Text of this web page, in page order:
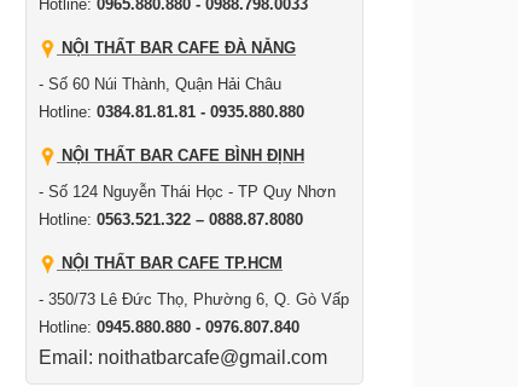
Hotline: 0965.880.880 - 0988.798.0033
NỘI THẤT BAR CAFE ĐÀ NẴNG
- Số 60 Núi Thành, Quận Hải Châu
Hotline: 0384.81.81.81 - 0935.880.880
NỘI THẤT BAR CAFE BÌNH ĐỊNH
- Số 124 Nguyễn Thái Học - TP Quy Nhơn
Hotline: 0563.521.322 – 0888.87.8080
NỘI THẤT BAR CAFE TP.HCM
- 350/73 Lê Đức Thọ, Phường 6, Q. Gò Vấp
Hotline: 0945.880.880 - 0976.807.840
Email: noithatbarcafe@gmail.com